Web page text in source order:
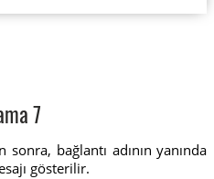
7
bağlantı adının yanında
gösterilir.